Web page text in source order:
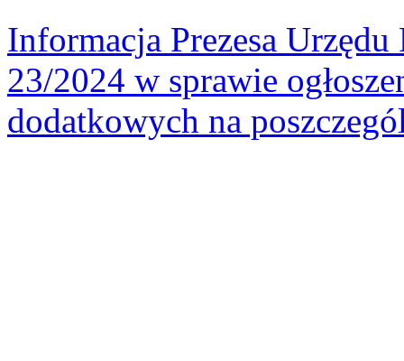
Informacja Prezesa
23/2024 w sprawie
dodatkowych na